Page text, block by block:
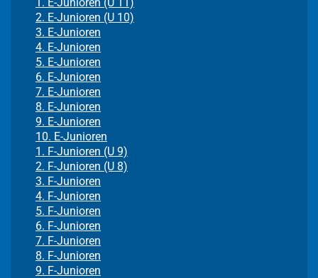
2. E-Junioren (U 10)
3. E-Junioren
4. E-Junioren
5. E-Junioren
6. E-Junioren
7. E-Junioren
8. E-Junioren
9. E-Junioren
10. E-Junioren
1. F-Junioren (U 9)
2. F-Junioren (U 8)
3. F-Junioren
4. F-Junioren
5. F-Junioren
6. F-Junioren
7. F-Junioren
8. F-Junioren
9. F-Junioren